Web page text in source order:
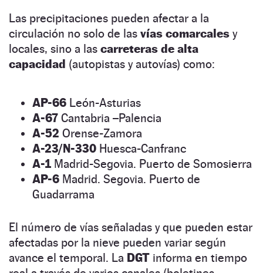
Las precipitaciones pueden afectar a la
circulación no solo de las vías comarcales y
locales, sino a las carreteras de alta
capacidad (autopistas y autovías) como:
AP-66 León-Asturias
A-67 Cantabria –Palencia
A-52 Orense-Zamora
A-23/N-330 Huesca-Canfranc
A-1 Madrid-Segovia. Puerto de Somosierra
AP-6 Madrid. Segovia. Puerto de
Guadarrama
El número de vías señaladas y que pueden estar
afectadas por la nieve pueden variar según
avance el temporal. La DGT informa en tiempo